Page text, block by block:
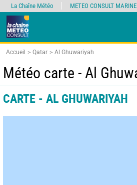
Accueil Qatar Al Ghuwariyah
Météo carte - Al
CARTE - AL GHUWARIYAH
La Chaîne Météo METEO CONSULT MARINE